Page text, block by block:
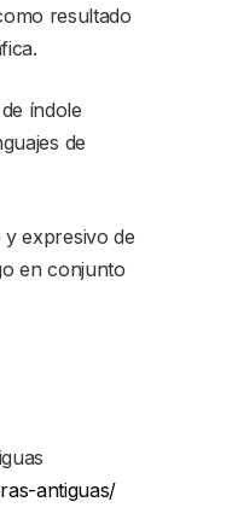
resultado
índole
de
expresivo de
en conjunto
antiguas/